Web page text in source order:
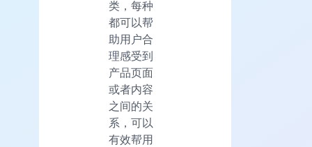
类，每种
都可以帮
助用户合
理感受到
产品页面
或者内容
之间的关
系，可以
有效帮用